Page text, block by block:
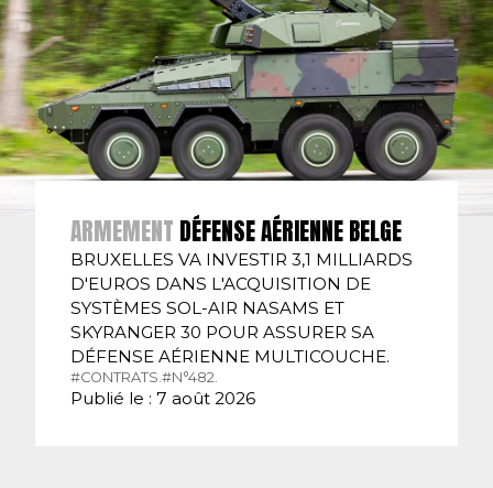
ARMEMENT DÉFENSE AÉRIENNE BELGE
BRUXELLES VA INVESTIR 3,1 MILLIARDS
D'EUROS DANS L'ACQUISITION DE
SYSTÈMES SOL-AIR NASAMS ET
SKYRANGER 30 POUR ASSURER SA
DÉFENSE AÉRIENNE MULTICOUCHE.
#CONTRATS.#N°482.
Publié le : 7 août 2026